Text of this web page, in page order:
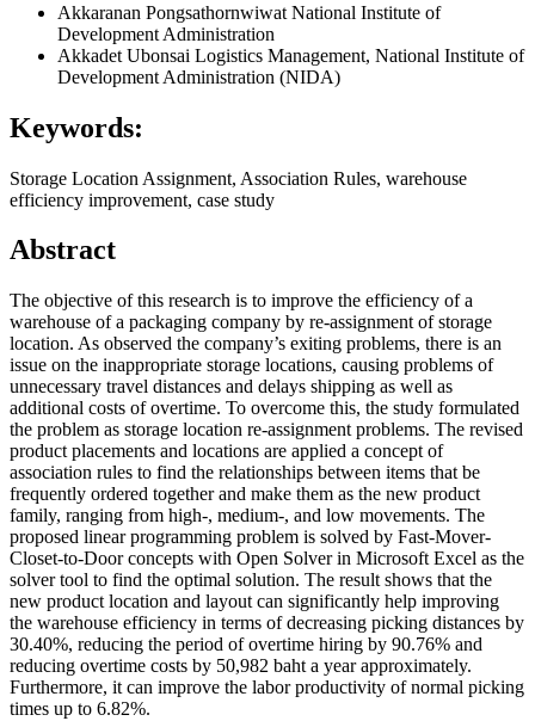
Akkaranan Pongsathornwiwat National Institute of
Development Administration
Akkadet Ubonsai Logistics Management, National Institute of
Development Administration (NIDA)
Keywords:
Storage Location Assignment, Association Rules, warehouse
efficiency improvement, case study
Abstract
The objective of this research is to improve the efficiency of a
warehouse of a packaging company by re-assignment of storage
location. As observed the company’s exiting problems, there is an
issue on the inappropriate storage locations, causing problems of
unnecessary travel distances and delays shipping as well as
additional costs of overtime. To overcome this, the study formulated
the problem as storage location re-assignment problems. The revised
product placements and locations are applied a concept of
association rules to find the relationships between items that be
frequently ordered together and make them as the new product
family, ranging from high-, medium-, and low movements. The
proposed linear programming problem is solved by Fast-Mover-
Closet-to-Door concepts with Open Solver in Microsoft Excel as the
solver tool to find the optimal solution. The result shows that the
new product location and layout can significantly help improving
the warehouse efficiency in terms of decreasing picking distances by
30.40%, reducing the period of overtime hiring by 90.76% and
reducing overtime costs by 50,982 baht a year approximately.
Furthermore, it can improve the labor productivity of normal picking
times up to 6.82%.